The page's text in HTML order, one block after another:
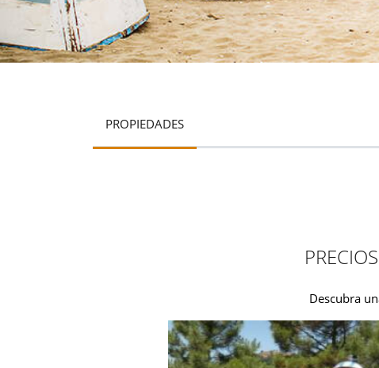
PROPIEDADES
Descubra